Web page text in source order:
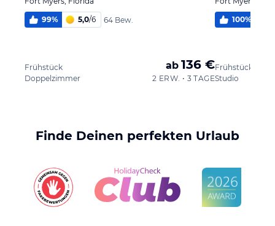
99% 5,0/6 64 Bew.
Frühstück
Doppelzimmer
ab 136 €
2 ERW. • 3 TAGE
100%
Frühstück
Studio
Finde Deinen perfekten Urlaub